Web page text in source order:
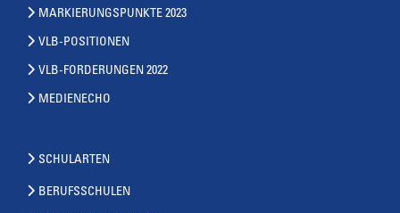
MARKIERUNGSPUNKTE 2023
VLB-POSITIONEN
VLB-FORDERUNGEN 2022
MEDIENECHO
SCHULARTEN
BERUFSSCHULEN